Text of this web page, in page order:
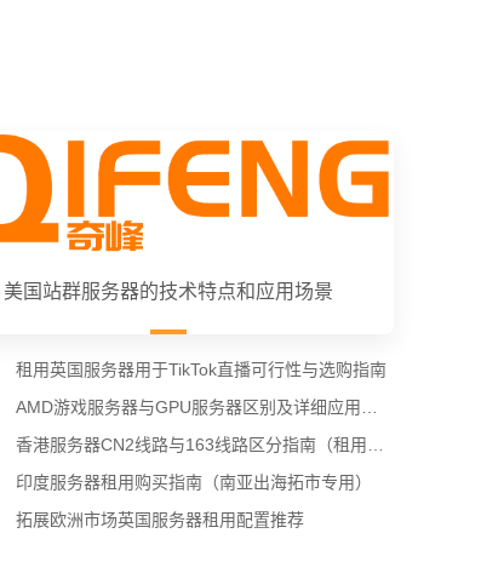
美国站群服务器的技术特点和应用场景
租用英国服务器用于TikTok直播可行性与选购指南
印度服务器租用购买指南（南亚出海拓市专用）
拓展欧洲市场英国服务器租用配置推荐